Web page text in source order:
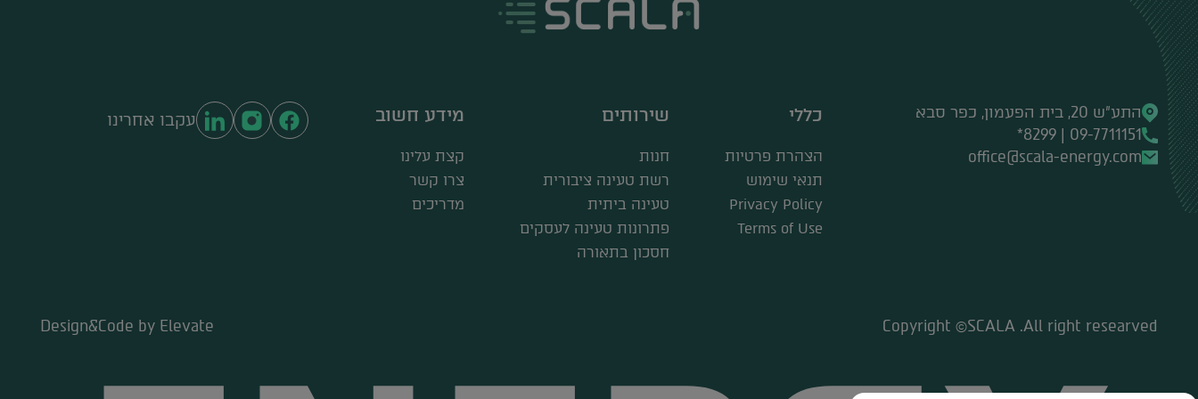
התע"ש 20, בית הפעמון, כפר סבא
09-7711151 | 8299*
office@scala-energy.com
כללי
הצהרת פרטיות
תנאי שימוש
Privacy Policy
Terms of Use
שירותים
חנות
רשת טעינה ציבורית
טעינה ביתית
פתרונות טעינה לעסקים
חסכון בתאורה
מידע חשוב
קצת עלינו
צרו קשר
מדריכים
עקבו אחרינו
Copyright ©SCALA .All right researved
Design&Code by Elevate